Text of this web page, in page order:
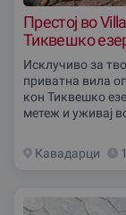
Престој во
Тиквешко
Исклучиво за
приватна вила
кон Тиквешко
метеж и уживај
Кавадарци